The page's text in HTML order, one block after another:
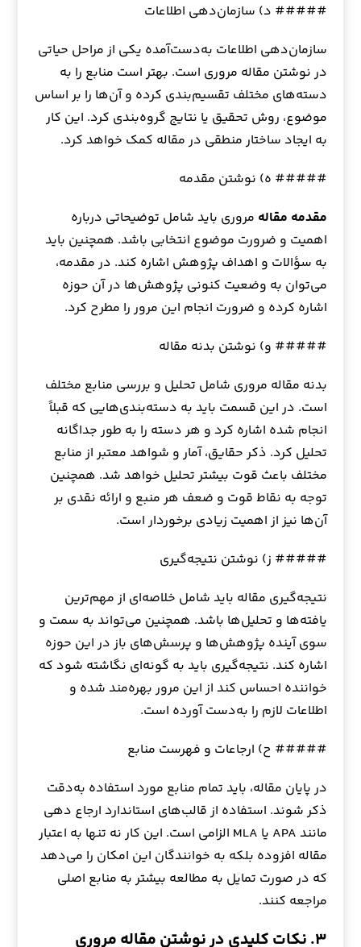
##### د) سازمان‌دهی اطلاعات
سازمان‌دهی اطلاعات به‌دست‌آمده یکی از مراحل حیاتی
در نوشتن مقاله مروری است. بهتر است منابع را به
دسته‌های مختلف تقسیم‌بندی کرده و آن‌ها را بر اساس
موضوع، روش تحقیق یا نتایج گروه‌بندی کرد. این کار
به ایجاد ساختار منطقی در مقاله کمک خواهد کرد.
##### ه) نوشتن مقدمه
مقدمه مقاله مروری باید شامل توضیحاتی درباره
اهمیت و ضرورت موضوع انتخابی باشد. همچنین باید
به سؤالات و اهداف پژوهش اشاره کند. در مقدمه،
می‌توان به وضعیت کنونی پژوهش‌ها در آن حوزه
اشاره کرده و ضرورت انجام این مرور را مطرح کرد.
##### و) نوشتن بدنه مقاله
بدنه مقاله مروری شامل تحلیل و بررسی منابع مختلف
است. در این قسمت باید به دسته‌بندی‌هایی که قبلاً
انجام شده اشاره کرد و هر دسته را به طور جداگانه
تحلیل کرد. ذکر حقایق، آمار و شواهد معتبر از منابع
مختلف باعث قوت بیشتر تحلیل خواهد شد. همچنین
توجه به نقاط قوت و ضعف هر منبع و ارائه نقدی بر
آن‌ها نیز از اهمیت زیادی برخوردار است.
##### ز) نوشتن نتیجه‌گیری
نتیجه‌گیری مقاله باید شامل خلاصه‌ای از مهم‌ترین
یافته‌ها و تحلیل‌ها باشد. همچنین می‌تواند به سمت و
سوی آینده پژوهش‌ها و پرسش‌های باز در این حوزه
اشاره کند. نتیجه‌گیری باید به گونه‌ای نگاشته شود که
خواننده احساس کند از این مرور بهره‌مند شده و
اطلاعات لازم را به‌دست آورده است.
##### ح) ارجاعات و فهرست منابع
در پایان مقاله، باید تمام منابع مورد استفاده به‌دقت
ذکر شوند. استفاده از قالب‌های استاندارد ارجاع‌ دهی
مانند APA یا MLA الزامی است. این کار نه تنها به اعتبار
مقاله افزوده بلکه به خوانندگان این امکان را می‌دهد
که در صورت تمایل به مطالعه بیشتر به منابع اصلی
مراجعه کنند.
۳. نکات کلیدی در نوشتن مقاله مروری